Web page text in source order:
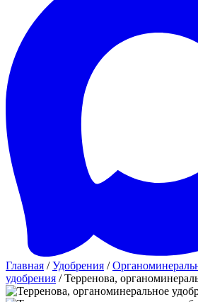
Главная /Удобрения /
удобрения / Терренова,